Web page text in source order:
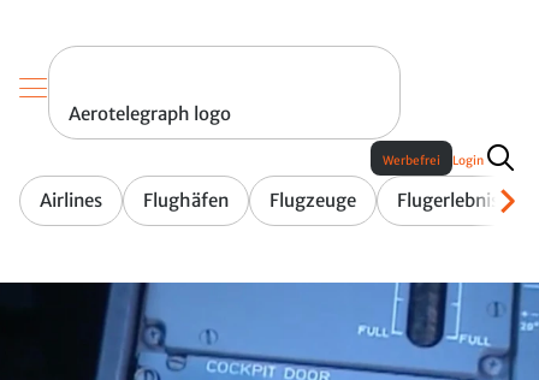
Aerotelegraph logo
Airlines Flughäfen Flugzeuge Flugerlebnis
Werbefrei Login